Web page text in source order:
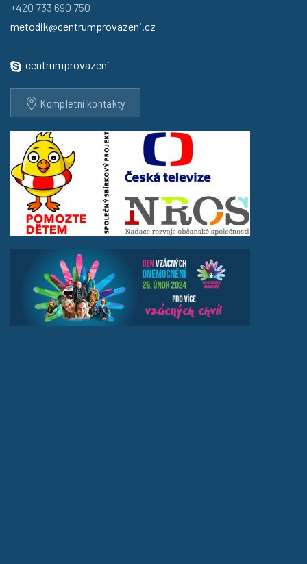
+420 733 690 750
metodik@centrumprovazeni.cz
centrumprovazeni
Kompletní kontakty